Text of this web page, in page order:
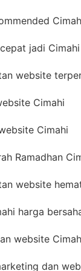
jadi Cimahi
website
Cimahi
Cimahi
Ramadhan
website
harga
website
dan